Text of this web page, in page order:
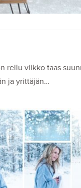
reilu viikko taas
ja yrittäjän…